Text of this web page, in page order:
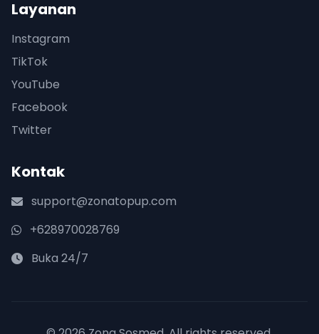
Layanan
Instagram
TikTok
YouTube
Facebook
Twitter
Kontak
support@zonatopup.com
+628970028769
Buka 24/7